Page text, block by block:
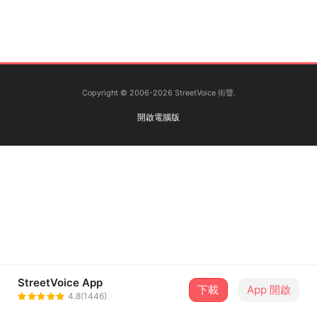
Copyright © 2006-2026 StreetVoice 街聲.
開啟電腦版
StreetVoice App
4.8(1446) 下載 App 開啟